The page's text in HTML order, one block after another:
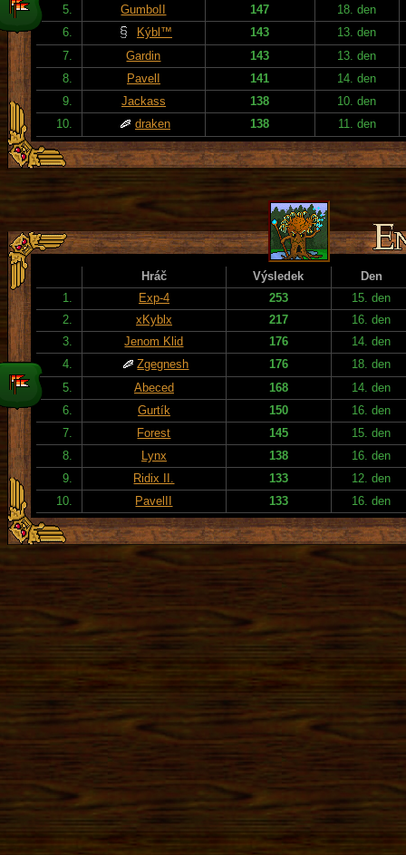
5.
GumboII 147
18. den
6.
Kýbl™ 143
13. den
7.
Gardin 143
13. den
8.
PavelI 141
14. den
9.
Jackass 138
10. den
10.
draken 138 11. den
Hráč Výsledek
Den
1.
Exp-4 253
15. den
2.
xKyblx 217
16. den
3.
Jenom Klid 176
14. den
4.
Zgegnesh 176
18. den
5.
Abeced 168
14. den
6.
Gurtík 150
16. den
7.
Forest 145
15. den
8.
Lynx 138
16. den
9.
Ridix II. 133
12. den
10.
PavelII 133 16. den